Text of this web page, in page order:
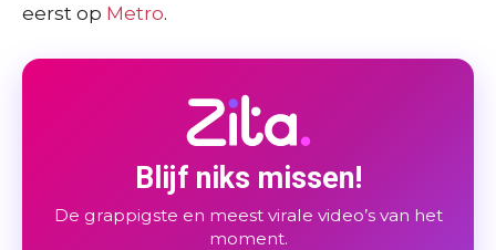
eerst op Metro.
Blijf niks missen!
De grappigste en meest virale video’s van het
moment.